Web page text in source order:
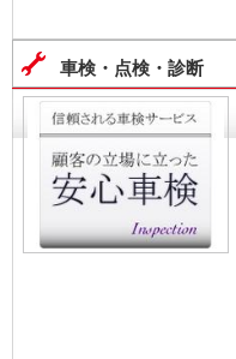
車検・点検・診断